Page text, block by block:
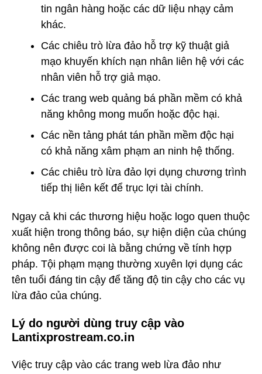
tin ngân hàng hoặc các dữ liệu nhạy cảm
khác.
Các chiêu trò lừa đảo hỗ trợ kỹ thuật giả
mạo khuyến khích nạn nhân liên hệ với các
nhân viên hỗ trợ giả mạo.
Các trang web quảng bá phần mềm có khả
năng không mong muốn hoặc độc hại.
Các nền tảng phát tán phần mềm độc hại
có khả năng xâm phạm an ninh hệ thống.
Các chiêu trò lừa đảo lợi dụng chương trình
tiếp thị liên kết để trục lợi tài chính.
Ngay cả khi các thương hiệu hoặc logo quen thuộc
xuất hiện trong thông báo, sự hiện diện của chúng
không nên được coi là bằng chứng về tính hợp
pháp. Tội phạm mạng thường xuyên lợi dụng các
tên tuổi đáng tin cậy để tăng độ tin cậy cho các vụ
lừa đảo của chúng.
Lý do người dùng truy cập vào
Lantixprostream.co.in
Việc truy cập vào các trang web lừa đảo như